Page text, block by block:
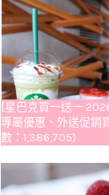
[星巴克買一送一
專屬優惠、外送促銷
數：1,386,705)